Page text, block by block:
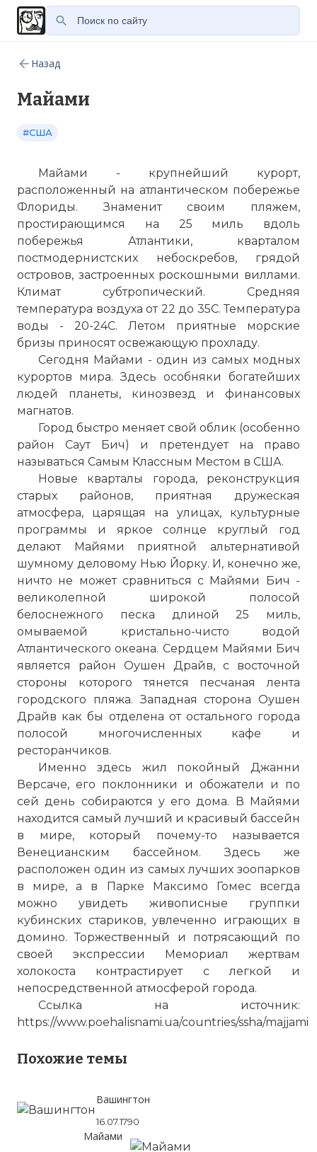
Назад
Майами
#США
Майами - крупнейший курорт,
расположенный на атлантическом побережье
Флориды. Знаменит своим пляжем,
простирающимся на 25 миль вдоль
побережья Атлантики, кварталом
постмодернистских небоскребов, грядой
островов, застроенных роскошными виллами.
Климат субтропический. Средняя
температура воздуха от 22 до 35С. Температура
воды - 20-24С. Летом приятные морские
бризы приносят освежающую прохладу.
Сегодня Майами - один из самых модных
курортов мира. Здесь особняки богатейших
людей планеты, кинозвезд и финансовых
магнатов.
Город быстро меняет свой облик (особенно
район Саут Бич) и претендует на право
называться Самым Классным Местом в США.
Новые кварталы города, реконструкция
старых районов, приятная дружеская
атмосфера, царящая на улицах, культурные
программы и яркое солнце круглый год
делают Майями приятной альтернативой
шумному деловому Нью Йорку. И, конечно же,
ничто не может сравниться с Майями Бич -
великолепной широкой полосой
белоснежного песка длиной 25 миль,
омываемой кристально-чисто водой
Атлантического океана. Сердцем Майями Бич
является район Оушен Драйв, с восточной
стороны которого тянется песчаная лента
городского пляжа. Западная сторона Оушен
Драйв как бы отделена от остального города
полосой многочисленных кафе и
ресторанчиков.
Именно здесь жил покойный Джанни
Версаче, его поклонники и обожатели и по
сей день собираются у его дома. В Майями
находится самый лучший и красивый бассейн
в мире, который почему-то называется
Венецианским бассейном. Здесь же
расположен один из самых лучших зоопарков
в мире, а в Парке Максимо Гомес всегда
можно увидеть живописные группки
кубинских стариков, увлеченно играющих в
домино. Торжественный и потрясающий по
своей экспрессии Мемориал жертвам
холокоста контрастирует с легкой и
непосредственной атмосферой города.
Ссылка на источник:
https://www.poehalisnami.ua/countries/ssha/majjami
Похожие темы
Вашингтон
16.07.1790
Майами